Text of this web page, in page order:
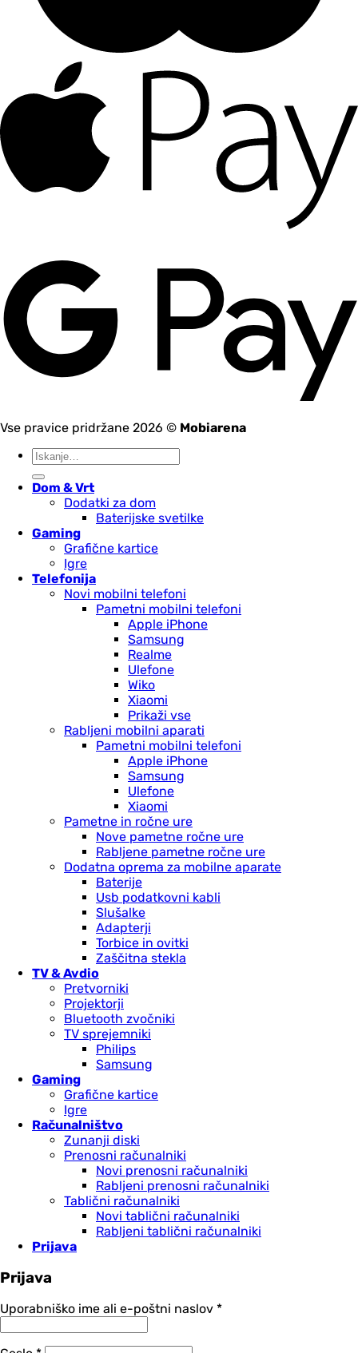
Vse pravice pridržane 2026 © Mobiarena
Išči:
Dom & Vrt
Dodatki za dom
Baterijske svetilke
Gaming
Grafične kartice
Igre
Telefonija
Novi mobilni telefoni
Pametni mobilni telefoni
Apple iPhone
Samsung
Realme
Ulefone
Wiko
Xiaomi
Prikaži vse
Rabljeni mobilni aparati
Pametni mobilni telefoni
Apple iPhone
Samsung
Ulefone
Xiaomi
Pametne in ročne ure
Nove pametne ročne ure
Rabljene pametne ročne ure
Dodatna oprema za mobilne aparate
Baterije
Usb podatkovni kabli
Slušalke
Adapterji
Torbice in ovitki
Zaščitna stekla
TV & Avdio
Pretvorniki
Projektorji
Bluetooth zvočniki
TV sprejemniki
Philips
Samsung
Gaming
Grafične kartice
Igre
Računalništvo
Zunanji diski
Prenosni računalniki
Novi prenosni računalniki
Rabljeni prenosni računalniki
Tablični računalniki
Novi tablični računalniki
Rabljeni tablični računalniki
Prijava
Prijava
Uporabniško ime ali e-poštni naslov *Zahtevano